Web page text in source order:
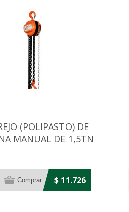
(POLIPASTO) DE
MANUAL DE 1,5TN
$ 11.726